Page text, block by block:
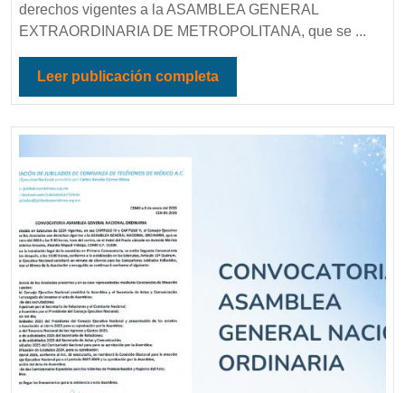
derechos vigentes a la ASAMBLEA GENERAL
EXTRAORDINARIA DE METROPOLITANA, que se ...
Leer publicación completa